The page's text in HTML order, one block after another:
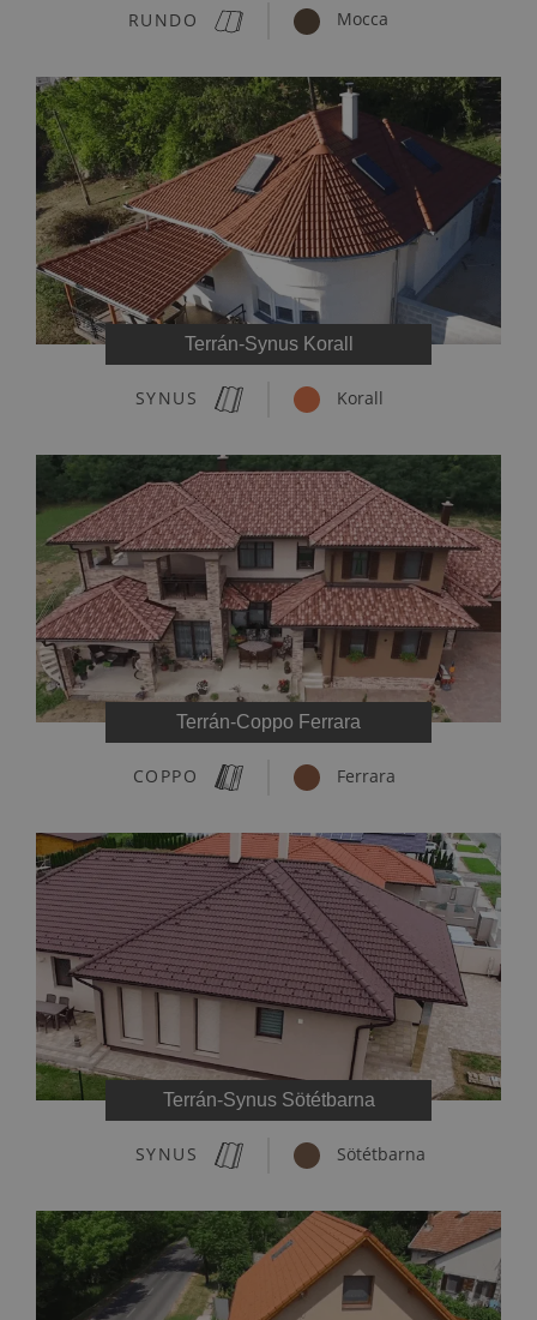
RUNDO Mocca
Terrán-Synus Korall
SYNUS Korall
Terrán-Coppo Ferrara
COPPO Ferrara
Terrán-Synus Sötétbarna
SYNUS Sötétbarna